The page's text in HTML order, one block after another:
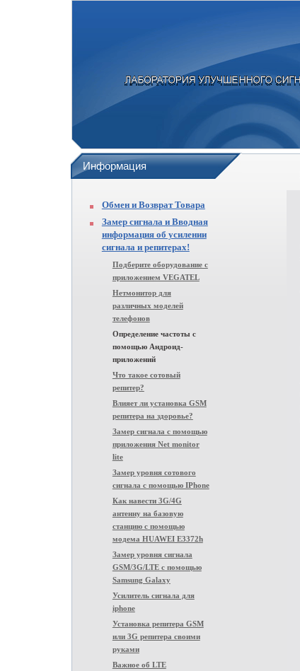
Информация
Обмен и Возврат Товара
Замер сигнала и Вводная
информация об усилении
сигнала и репитерах!
Подберите оборудование с
приложением VEGATEL
Нетмонитор для
различных моделей
телефонов
Определение частоты с
помощью Андроид-
приложений
Что такое сотовый
репитер?
Влияет ли установка GSM
репитера на здоровье?
Замер сигнала с помощью
приложения Net monitor
lite
Замер уровня сотового
сигнала с помощью IPhone
Как навести 3G/4G
антенну на базовую
станцию с помощью
модема HUAWEI E3372h
Замер уровня сигнала
GSM/3G/LTE с помощью
Samsung Galaxy
Усилитель сигнала для
iphone
Установка репитера GSM
или 3G репитера своими
руками
Важное об LTE